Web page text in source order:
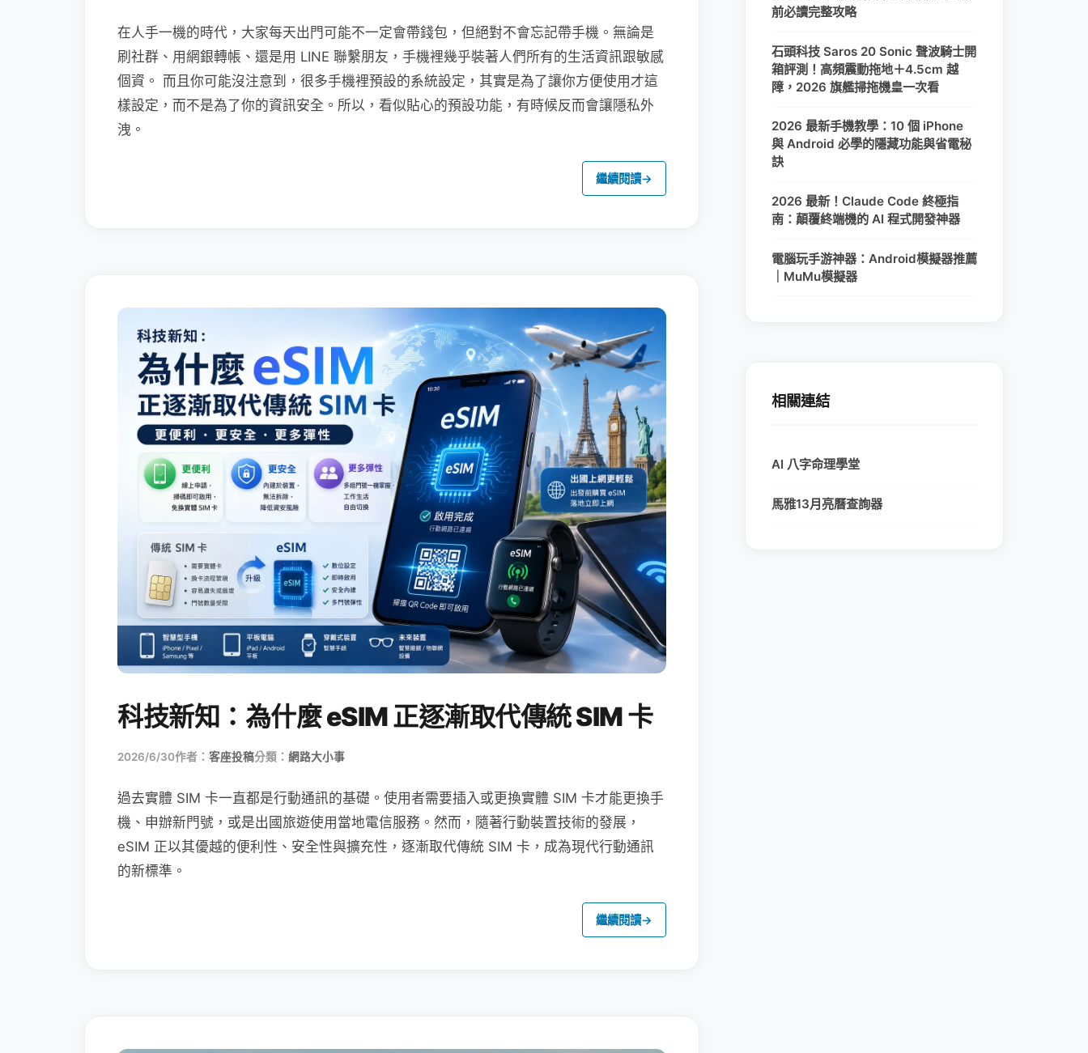
在人手一機的時代，大家每天出門可能不一定會帶錢包，但絕對不會忘記帶手機。無論是
刷社群、用網銀轉帳、還是用 LINE 聯繫朋友，手機裡幾乎裝著人們所有的生活資訊跟敏感
個資。 而且你可能沒注意到，很多手機裡預設的系統設定，其實是為了讓你方便使用才這
樣設定，而不是為了你的資訊安全。所以，看似貼心的預設功能，有時候反而會讓隱私外
洩。
繼續閱讀→
科技新知：為什麼 eSIM 正逐漸取代傳統 SIM 卡
2026/6/30作者： 客座投稿分類： 網路大小事
過去實體 SIM 卡一直都是行動通訊的基礎。使用者需要插入或更換實體 SIM 卡才能更換手
機、申辦新門號，或是出國旅遊使用當地電信服務。然而，隨著行動裝置技術的發展，
eSIM 正以其優越的便利性、安全性與擴充性，逐漸取代傳統 SIM 卡，成為現代行動通訊
的新標準。
繼續閱讀→
前必讀完整攻略
石頭科技 Saros 20 Sonic 聲波騎士開
箱評測！高頻震動拖地＋4.5cm 越
障，2026 旗艦掃拖機皇一次看
2026 最新手機教學：10 個 iPhone
與 Android 必學的隱藏功能與省電秘
訣
2026 最新！Claude Code 終極指
南：顛覆終端機的 AI 程式開發神器
電腦玩手游神器：Android模擬器推薦
｜MuMu模擬器
相關連結
AI 八字命理學堂
馬雅13月亮曆查詢器